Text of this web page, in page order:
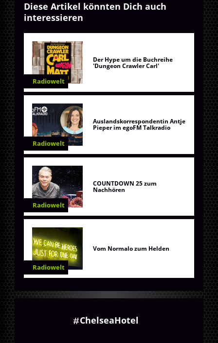
Diese Artikel könnten Dich auch
interessieren
Radiowelt
Der Hype um die Buchreihe
'Dungeon Crawler Carl'
Radiowelt
Auslandskorrespondentin Antje
Pieper im egoFM Talkradio
Radiowelt
COUNTDOWN 25 zum
Nachhören
Radiowelt
Vom Normalo zum Helden
ChelseaHotel